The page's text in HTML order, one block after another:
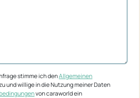
stimme ich denAllgemeinen
und willige in die Nutzung meiner Daten
von caraworld ein